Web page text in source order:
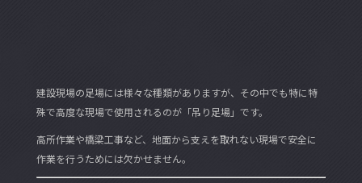
建設現場の足場には様々な種類がありますが、その中でも特に特
殊で高度な現場で使用されるのが「吊り足場」です。
高所作業や橋梁工事など、地面から支えを取れない現場で安全に
作業を行うためには欠かせません。